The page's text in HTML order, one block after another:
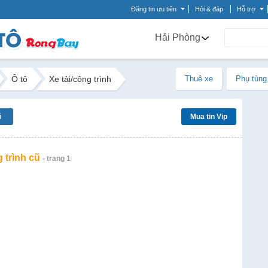
Đăng tin ưu tiên Hỏi & đáp Hỗ trợ
Hải Phòng
Ô tô Xe tải/công trình Thuê xe Phụ
Mua tin Vip
trình cũ - trang 1